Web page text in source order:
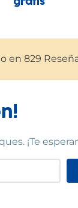
gratis
en 829
¡Te